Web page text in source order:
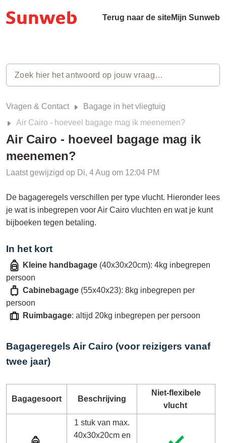
Terug naar de siteMijn Sunweb
Vragen & Contact
Bagage in het vliegtuig
Air Cairo - hoeveel bagage mag ik meenemen?
Air Cairo - hoeveel bagage mag ik
meenemen?
Laatst gewijzigd op Di, 4 Aug om 12:04 PM
De bagageregels verschillen per type vlucht. Hieronder lees
je wat is inbegrepen voor Air Cairo vluchten en wat je kunt
bijboeken tegen betaling.
In het kort
Kleine handbagage (40x30x20cm): 4kg inbegrepen
persoon
Cabinebagage (55x40x23): 8kg inbegrepen per
persoon
Ruimbagage: altijd 20kg inbegrepen per persoon
Bagageregels Air Cairo (voor reizigers vanaf
twee jaar)
Bagagesoort Beschrijving
Niet-flexibele
vlucht
1 stuk van max.
40x30x20cm en